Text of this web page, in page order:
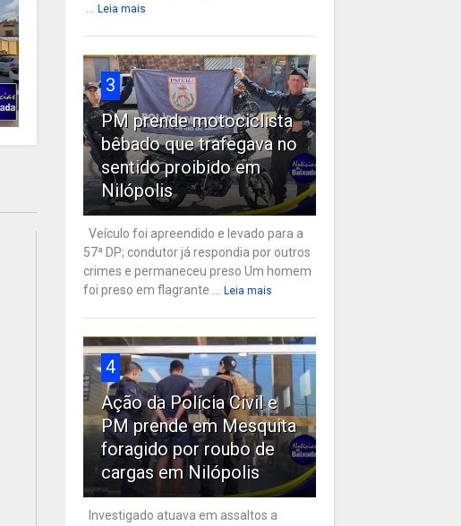
... Leia mais
3
PM prende motociclista
bêbado que trafegava no
sentido proibido em
Nilópolis
Veículo foi apreendido e levado para a
57ª DP; condutor já respondia por outros
crimes e permaneceu preso Um homem
foi preso em flagrante ... Leia mais
4
Ação da Polícia Civil e
PM prende em Mesquita
foragido por roubo de
cargas em Nilópolis
Investigado atuava em assaltos a